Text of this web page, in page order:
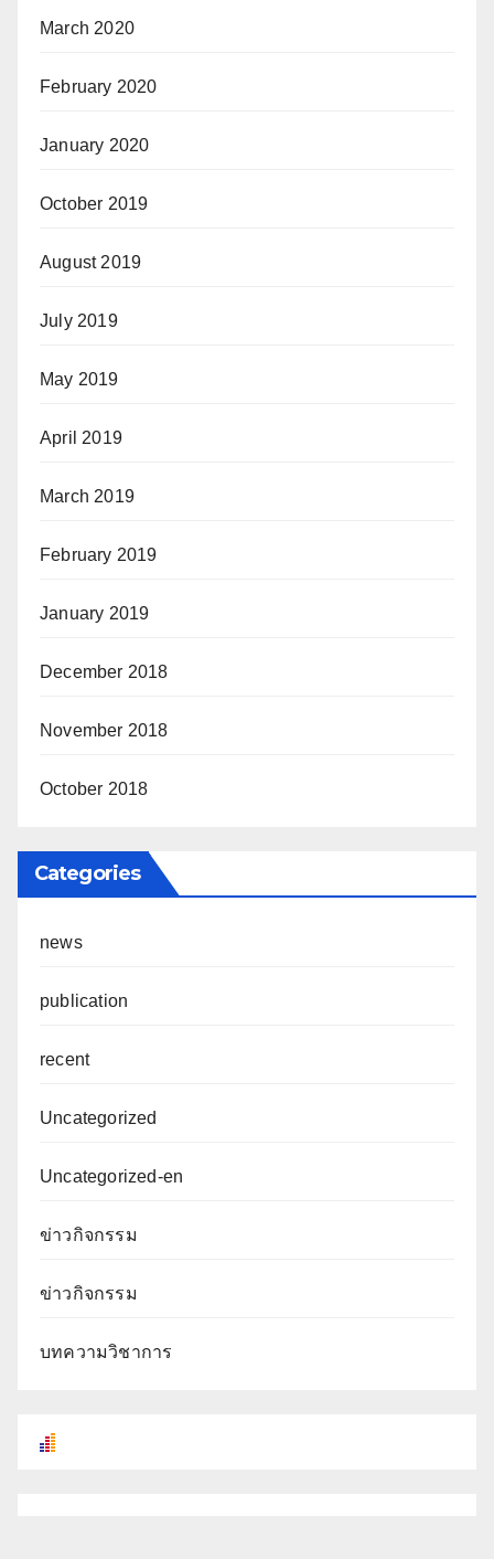
March 2020
February 2020
January 2020
October 2019
August 2019
July 2019
May 2019
April 2019
March 2019
February 2019
January 2019
December 2018
November 2018
October 2018
Categories
news
publication
recent
Uncategorized
Uncategorized-en
ข่าวกิจกรรม
ข่าวกิจกรรม
บทความวิชาการ